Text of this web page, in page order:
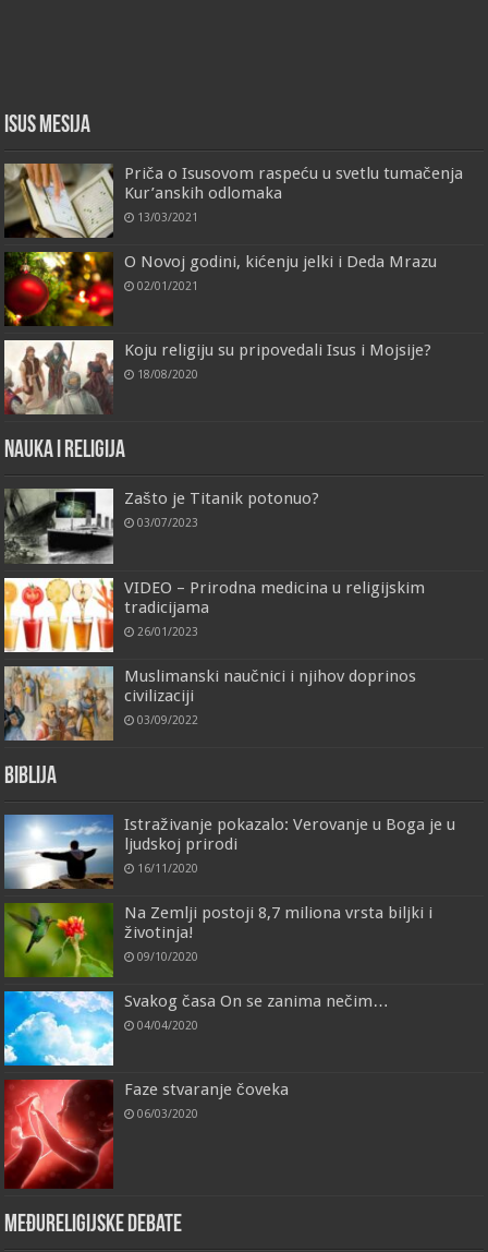
Isus Mesija
Priča o Isusovom raspeću u svetlu tumačenja
Kur’anskih odlomaka
13/03/2021
O Novoj godini, kićenju jelki i Deda Mrazu
02/01/2021
Koju religiju su pripovedali Isus i Mojsije?
18/08/2020
Nauka i religija
Zašto je Titanik potonuo?
03/07/2023
VIDEO – Prirodna medicina u religijskim
tradicijama
26/01/2023
Muslimanski naučnici i njihov doprinos
civilizaciji
03/09/2022
Biblija
Istraživanje pokazalo: Verovanje u Boga je u
ljudskoj prirodi
16/11/2020
Na Zemlji postoji 8,7 miliona vrsta biljki i
životinja!
09/10/2020
Svakog časa On se zanima nečim…
04/04/2020
Faze stvaranje čoveka
06/03/2020
Međureligijske debate